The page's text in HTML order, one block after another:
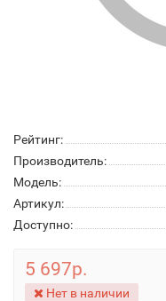
Рейтинг:
Производитель:
Модель:
Артикул:
Доступно:
5 697р.
Нет в наличии